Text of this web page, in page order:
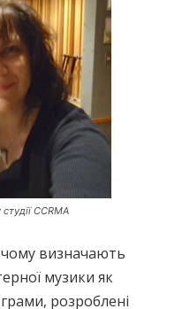
CCRMA
визначають
музики як
розроблені